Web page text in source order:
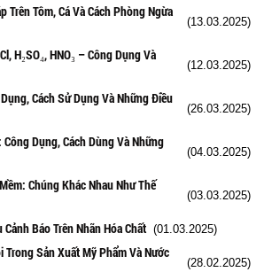
Trên Tôm, Cá Và Cách Phòng Ngừa
(13.03.2025)
H₂SO₄, HNO₃ – Công Dụng Và
(12.03.2025)
Cách Sử Dụng Và Những Điều
(26.03.2025)
Dụng, Cách Dùng Và Những
(04.03.2025)
Chúng Khác Nhau Như Thế
(03.03.2025)
Báo Trên Nhãn Hóa Chất (01.03.2025)
Trong Sản Xuất Mỹ Phẩm Và Nước
(28.02.2025)